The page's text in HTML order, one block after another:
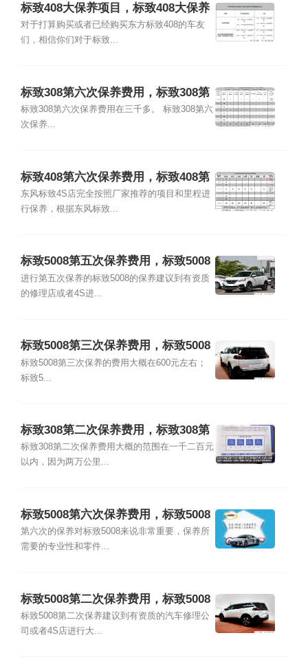
标致408大保养项目，标致408大保养
多少钱
对于打算购买或者已经购买东方标致408的车友
们，相信你们对于标致...
标致308第六次保养费用，标致308第
六次保养项目
标致308第六次保养费用在三千多。 标致308第六
次保养...
标致408第六次保养费用，标致408第
六次保养项目
东风标致4S店完全按照厂家推荐的项目和里程进
行保养，根据东风标致...
标致5008第五次保养费用，标致5008
第五次保养项目
进行第五次保养的标致5008的保养建议到有资质
的修理店或者4S进...
标致5008第三次保养费用，标致5008
第三次保养项目
标致5008第三次保养的费用大概在600元左右；
标致5...
标致308第二次保养费用，标致308第
二次保养项目
标致308第二次保养费用大概的范围在一千二百元
以内，因为两万公里...
标致5008第六次保养费用，标致5008
第六次保养项目
第六次的保养对标致5008来说非常重要，保养所
需要的专业性和零件...
标致5008第二次保养费用，标致5008
第二次保养项目
标致5008第二次保养建议到有资质的汽车修理公
司或者4S店进行大...